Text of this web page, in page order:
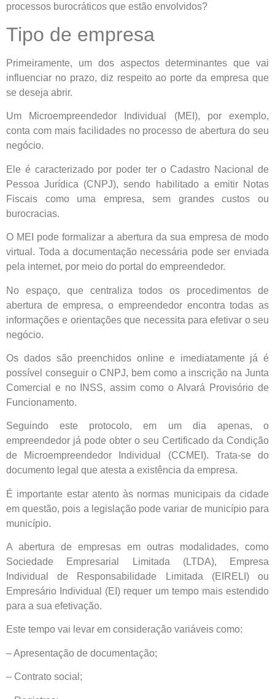
processos burocráticos que estão envolvidos?
Tipo de empresa
Primeiramente, um dos aspectos determinantes que vai
influenciar no prazo, diz respeito ao porte da empresa que
se deseja abrir.
Um Microempreendedor Individual (MEI), por exemplo,
conta com mais facilidades no processo de abertura do seu
negócio.
Ele é caracterizado por poder ter o Cadastro Nacional de
Pessoa Jurídica (CNPJ), sendo habilitado a emitir Notas
Fiscais como uma empresa, sem grandes custos ou
burocracias.
O MEI pode formalizar a abertura da sua empresa de modo
virtual. Toda a documentação necessária pode ser enviada
pela internet, por meio do portal do empreendedor.
No espaço, que centraliza todos os procedimentos de
abertura de empresa, o empreendedor encontra todas as
informações e orientações que necessita para efetivar o seu
negócio.
Os dados são preenchidos online e imediatamente já é
possível conseguir o CNPJ, bem como a inscrição na Junta
Comercial e no INSS, assim como o Alvará Provisório de
Funcionamento.
Seguindo este protocolo, em um dia apenas, o
empreendedor já pode obter o seu Certificado da Condição
de Microempreendedor Individual (CCMEI). Trata-se do
documento legal que atesta a existência da empresa.
É importante estar atento às normas municipais da cidade
em questão, pois a legislação pode variar de município para
município.
A abertura de empresas em outras modalidades, como
Sociedade Empresarial Limitada (LTDA), Empresa
Individual de Responsabilidade Limitada (EIRELI) ou
Empresário Individual (EI) requer um tempo mais estendido
para a sua efetivação.
Este tempo vai levar em consideração variáveis como:
– Apresentação de documentação;
– Contrato social;